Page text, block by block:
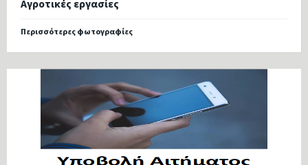
Αγροτικές εργασίες
Περισσότερες φωτογραφίες